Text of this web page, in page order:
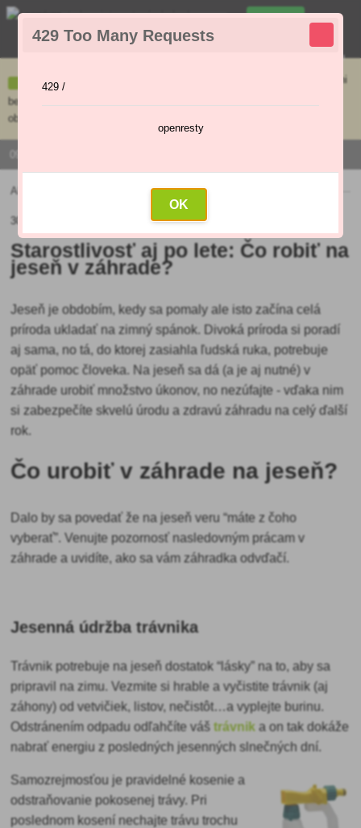
429 Too Many Requests
429 /
openresty
OK
Ceny uvedené na e-shope sa môžu líšiť od cien v kamennej predajni
bez objednávky. Tovar skladom pripravíme do 30 min na základe
objednávky. Predajňa je v sobotu zatvorená.
Menu
Aktuality Starostlivosť aj po lete: Čo robiť na jeseň v záhrade?
30.09.2023
Starostlivosť aj po lete: Čo robiť na
jeseň v záhrade?
Jeseň je obdobím, kedy sa pomaly ale isto začína celá
príroda ukladať na zimný spánok. Divoká príroda si poradí
aj sama, no tá, do ktorej zasiahla ľudská ruka, potrebuje
opäť pomoc človeka. Na jeseň sa dá (a je aj nutné) v
záhrade urobiť množstvo úkonov, no nezúfajte - vďaka nim
si zabezpečíte skvelú úrodu a zdravú záhradu na celý ďalší
rok.
Čo urobiť v záhrade na jeseň?
Dalo by sa povedať že na jeseň veru “máte z čoho
vyberať”. Venujte pozornosť nasledovným prácam v
záhrade a uvidíte, ako sa vám záhradka odvďačí.
Jesenná údržba trávnika
Trávnik potrebuje na jeseň dostatok “lásky” na to, aby sa
pripravil na zimu. Vezmite si hrable avyčistite trávnik (aj
záhony) od vetvičiek, listov, nečistôt…a vyplejte burinu.
Odstránením odpadu odľahčíte váštrávnik a on tak dokáže
nabrať energiu z posledných jesenných slnečných dní.
Samozrejmosťou jepravidelné kosenie a
odstraňovanie pokosenej trávy. Pri
poslednom kosení nechajte trávu trochu